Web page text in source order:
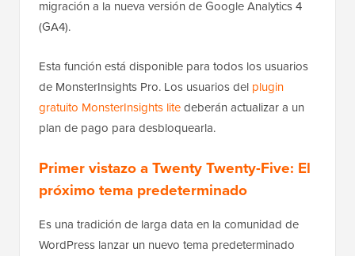
migración a la nueva versión de Google Analytics 4
(GA4).
Esta función está disponible para todos los usuarios
de MonsterInsights Pro. Los usuarios del plugin
gratuito MonsterInsights litedeberán actualizar a un
plan de pago para desbloquearla.
Primer vistazo a Twenty Twenty-Five: El
próximo tema predeterminado
Es una tradición de larga data en la comunidad de
WordPress lanzar un nuevo tema predeterminado